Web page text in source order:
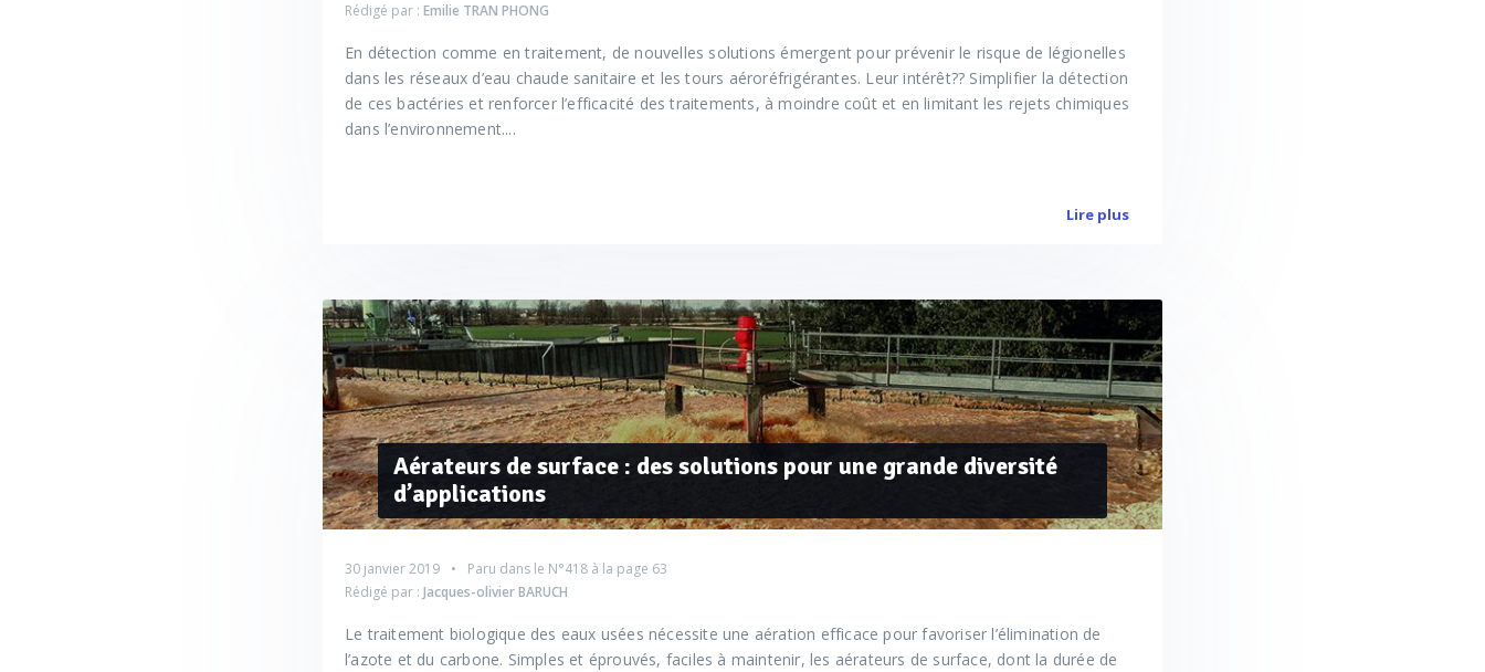
Rédigé par : Emilie TRAN PHONG
En détection comme en traitement, de nouvelles solutions émergent pour prévenir le risque de légionelles
dans les réseaux d’eau chaude sanitaire et les tours aéroréfrigérantes. Leur intérêt?? Simplifier la détection
de ces bactéries et renforcer l’efficacité des traitements, à moindre coût et en limitant les rejets chimiques
dans l’environnement....
Lire plus
Aérateurs de surface : des solutions pour une grande diversité
d’applications
30 janvier 2019 Paru dans le N°418 à la page 63
Rédigé par : Jacques-olivier BARUCH
Le traitement biologique des eaux usées nécessite une aération efficace pour favoriser l’élimination de
l’azote et du carbone. Simples et éprouvés, faciles à maintenir, les aérateurs de surface, dont la durée de